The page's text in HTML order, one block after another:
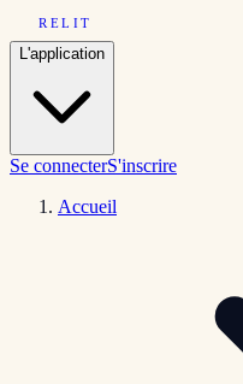
RELIT
L'application
Se connecterS'inscrire
Accueil